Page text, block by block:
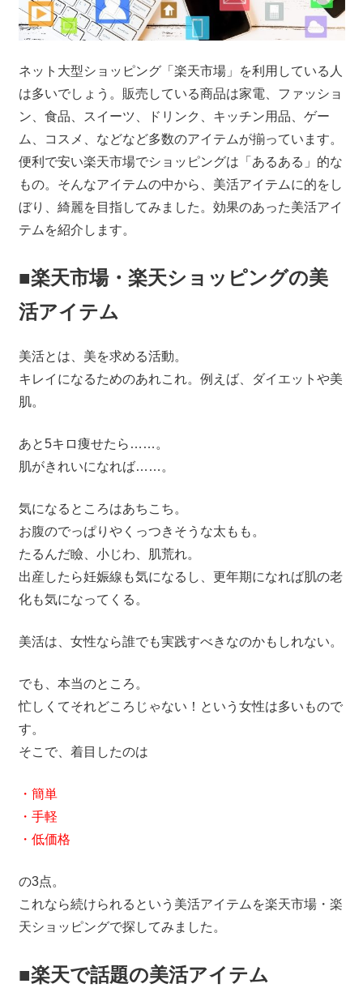
ネット大型ショッピング「楽天市場」を利用している人
は多いでしょう。販売している商品は家電、ファッショ
ン、食品、スイーツ、ドリンク、キッチン用品、ゲー
ム、コスメ、などなど多数のアイテムが揃っています。
便利で安い楽天市場でショッピングは「あるある」的な
もの。そんなアイテムの中から、美活アイテムに的をし
ぼり、綺麗を目指してみました。効果のあった美活アイ
テムを紹介します。
■楽天市場・楽天ショッピングの美
活アイテム
美活とは、美を求める活動。
キレイになるためのあれこれ。例えば、ダイエットや美
肌。
あと5キロ痩せたら……。
肌がきれいになれば……。
気になるところはあちこち。
お腹のでっぱりやくっつきそうな太もも。
たるんだ瞼、小じわ、肌荒れ。
出産したら妊娠線も気になるし、更年期になれば肌の老
化も気になってくる。
美活は、女性なら誰でも実践すべきなのかもしれない。
でも、本当のところ。
忙しくてそれどころじゃない！という女性は多いもので
す。
そこで、着目したのは
・簡単
・手軽
・低価格
の3点。
これなら続けられるという美活アイテムを楽天市場・楽
天ショッピングで探してみました。
■楽天で話題の美活アイテム